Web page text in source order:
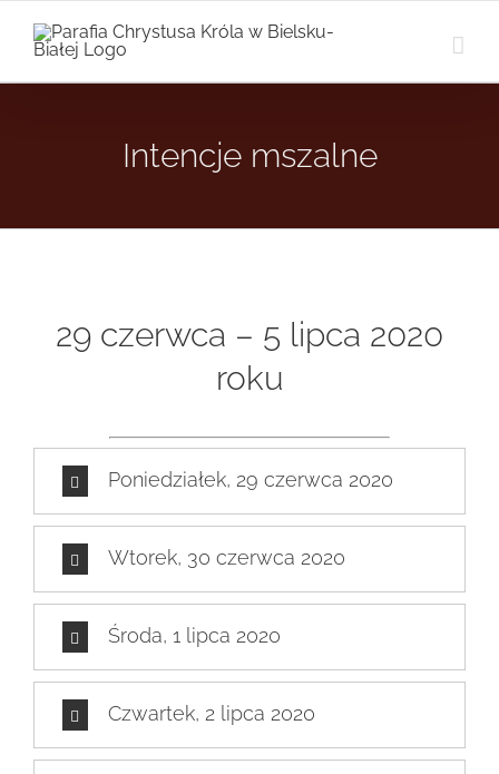
zawartości
Intencje mszalne
29 czerwca – 5 lipca 2020
roku
Poniedziałek, 29 czerwca 2020
Wtorek, 30 czerwca 2020
Środa, 1 lipca 2020
Czwartek, 2 lipca 2020